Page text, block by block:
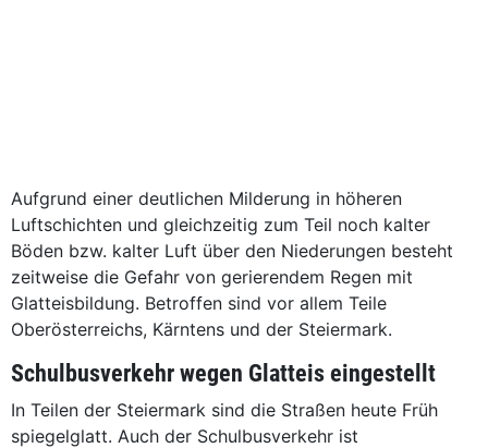
Aufgrund einer deutlichen Milderung in höheren
Luftschichten und gleichzeitig zum Teil noch kalter
Böden bzw. kalter Luft über den Niederungen besteht
zeitweise die Gefahr von gerierendem Regen mit
Glatteisbildung. Betroffen sind vor allem Teile
Oberösterreichs, Kärntens und der Steiermark.
Schulbusverkehr wegen Glatteis eingestellt
In Teilen der Steiermark sind die Straßen heute Früh
spiegelglatt. Auch der Schulbusverkehr ist